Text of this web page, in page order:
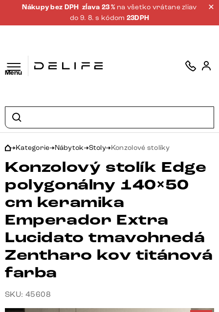
Nákupy bez DPH zĺava 23 % na všetko vrátane zliav
do 9. 8. s kódom 23DPH
Menu
Kategorie Nábytok Stoly Konzolové stolíky
Konzolový stolík Edge
polygonálny 140×50
cm keramika
Emperador Extra
Lucidato tmavohnedá
Zentharo kov titánová
farba
SKU: 45608